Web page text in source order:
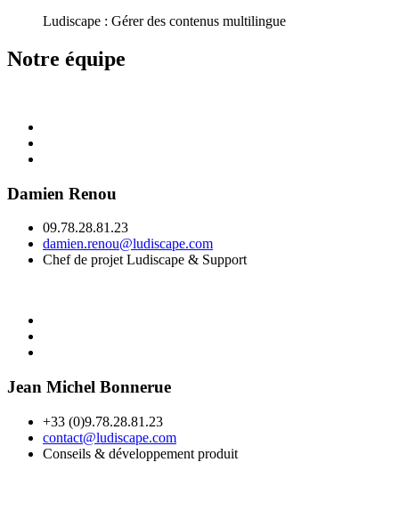
Ludiscape : Gérer des contenus multilingue
Notre équipe
Damien Renou
09.78.28.81.23
damien.renou@ludiscape.com
Chef de projet Ludiscape & Support
Jean Michel Bonnerue
+33 (0)9.78.28.81.23
contact@ludiscape.com
Conseils & développement produit